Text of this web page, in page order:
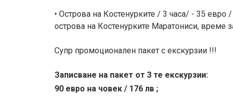
• Острова на Костенурките / 3 часа/ - 35
острова на Костенурките Маратониси,
Супр промоционален пакет с екскурзии !!!
Записване на пакет от 3 те екскурзии:
90 евро на човек / 176 лв ;